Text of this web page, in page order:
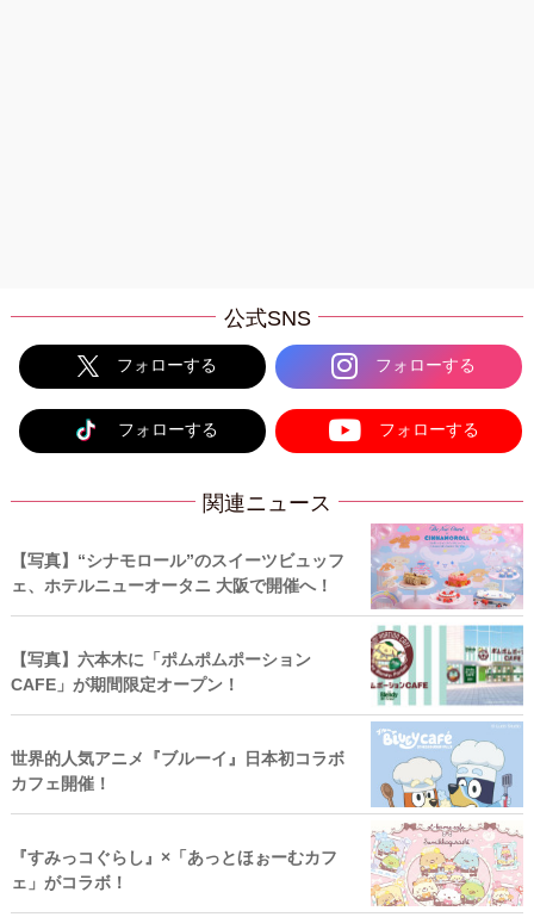
公式SNS
フォローする フォローする
フォローする フォローする
関連ニュース
【写真】“シナモロール”のスイーツビュッフ
ェ、ホテルニューオータニ 大阪で開催へ！
【写真】六本木に「ポムポムポーション
CAFE」が期間限定オープン！
世界的人気アニメ『ブルーイ』日本初コラボ
カフェ開催！
『すみっコぐらし』×「あっとほぉーむカフ
ェ」がコラボ！